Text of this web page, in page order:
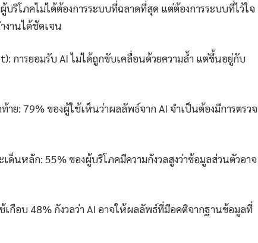
ริโภคไม่ได้ต้องการระบบที่ฉลาดที่สุด แต่ต้องการระบบที่ไว้ใจ
งานได้ชัดเจน
การยอมรับ AI ไม่ได้ถูกขับเคลื่อนด้วยความล้ำ แต่ขึ้นอยู่กับ
ย: 79% ของผู้ใช้เห็นว่าผลลัพธ์จาก AI จำเป็นต้องมีการตรวจ
ด็นหลัก: 55% ของผู้บริโภคมีความกังวลสูงว่าข้อมูลส่วนตัวอาจ
เกือบ 48% กังวลว่า AI อาจให้ผลลัพธ์ที่มีอคติจากฐานข้อมูลที่